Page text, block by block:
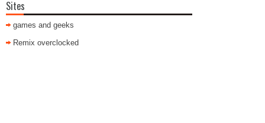
Sites
games and geeks
Remix overclocked